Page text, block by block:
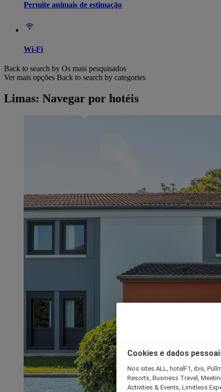
Permite animais de estimação
Wi-Fi
Back to search by Os mais pesquisados
Ver mais opções Back to search by categories
Limas: Navegar por hotéis
Cookies e dados
Nos sites ALL, hotelF1, ibis,
Resorts, Business Travel,
Activities & Events, Limitless